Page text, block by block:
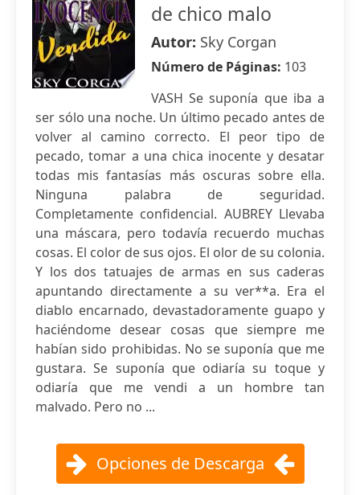
de chico malo
Autor: Sky Corgan
Número de Páginas: 103
VASH Se suponía que iba a
ser sólo una noche. Un último pecado antes de
volver al camino correcto. El peor tipo de
pecado, tomar a una chica inocente y desatar
todas mis fantasías más oscuras sobre ella.
Ninguna palabra de seguridad.
Completamente confidencial. AUBREY Llevaba
una máscara, pero todavía recuerdo muchas
cosas. El color de sus ojos. El olor de su colonia.
Y los dos tatuajes de armas en sus caderas
apuntando directamente a su ver**a. Era el
diablo encarnado, devastadoramente guapo y
haciéndome desear cosas que siempre me
habían sido prohibidas. No se suponía que me
gustara. Se suponía que odiaría su toque y
odiaría que me vendi a un hombre tan
malvado. Pero no ...
Opciones de Descarga